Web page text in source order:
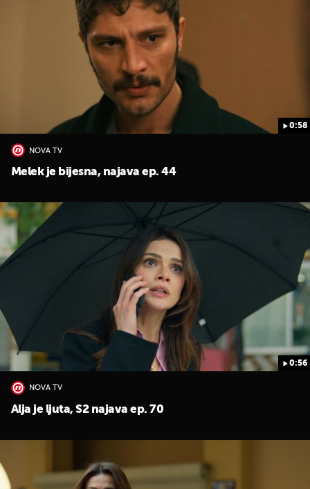
0:58
NOVA TV
Melek je bijesna, najava ep. 44
0:56
NOVA TV
Alja je ljuta, S2 najava ep. 70